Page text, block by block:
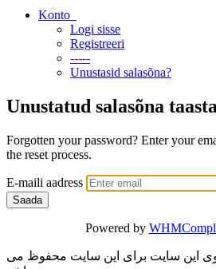
Konto
Logi sisse
Registreeri
-----
Unustasid salasõna?
Unustatud salasõna
Forgotten your password? Enter your
the reset process.
E-maili aadress
Saada
Powered by
این سایت برای این سایت محفوظ می